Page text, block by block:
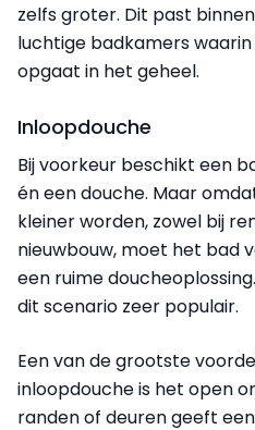
zelfs groter. Dit past
luchtige badkamers
opgaat in het geheel.
Inloopdouche
Bij voorkeur beschikt een
én een douche. Maar
kleiner worden, zowel bij
nieuwbouw, moet het bad
een ruime
dit scenario zeer populair.
Een van de grootste
inloopdouche is het open
randen of deuren geeft